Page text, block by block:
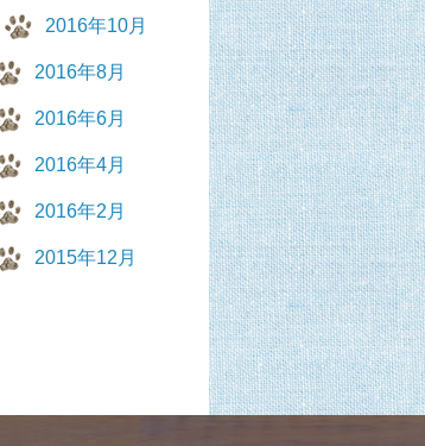
2016年10月
2016年8月
2016年6月
2016年4月
2016年2月
2015年12月